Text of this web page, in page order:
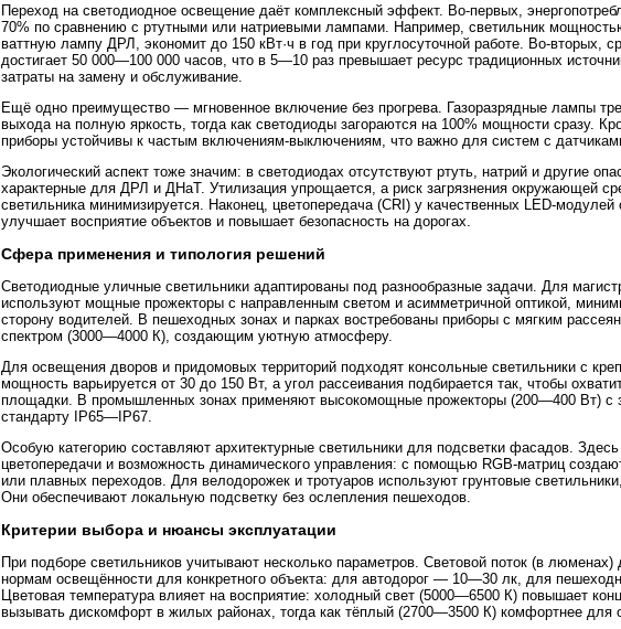
Переход на светодиодное освещение даёт комплексный эффект. Во-первых,
70% по сравнению с ртутными или натриевыми лампами. Например, светильник
ваттную лампу ДРЛ, экономит до 150 кВт·ч в год при круглосуточной работе. Во-вторых,
достигает 50 000—100 000 часов, что в 5—10 раз превышает ресурс традиционных
затраты на замену и обслуживание.
Ещё одно преимущество — мгновенное включение без прогрева. Газоразрядные лампы
выхода на полную яркость, тогда как светодиоды загораются на 100% мощности сразу.
приборы устойчивы к частым включениям-выключениям, что важно для систем с
Экологический аспект тоже значим: в светодиодах отсутствуют ртуть, натрий и другие
характерные для ДРЛ и ДНаТ. Утилизация упрощается, а риск загрязнения окружающей
светильника минимизируется. Наконец, цветопередача (CRI) у качественных LED-
улучшает восприятие объектов и повышает безопасность на дорогах.
Сфера применения и типология решений
Светодиодные уличные светильники адаптированы под разнообразные задачи. Для
используют мощные прожекторы с направленным светом и асимметричной оптикой,
сторону водителей. В пешеходных зонах и парках востребованы приборы с мягким
спектром (3000—4000 К), создающим уютную атмосферу.
Для освещения дворов и придомовых территорий подходят консольные светильники с
мощность варьируется от 30 до 150 Вт, а угол рассеивания подбирается так, чтобы
площадки. В промышленных зонах применяют высокомощные прожекторы (200—400 Вт) с
стандарту IP65—IP67.
Особую категорию составляют архитектурные светильники для подсветки фасадов.
цветопередачи и возможность динамического управления: с помощью RGB-матриц
или плавных переходов. Для велодорожек и тротуаров используют грунтовые
Они обеспечивают локальную подсветку без ослепления пешеходов.
Критерии выбора и нюансы эксплуатации
При подборе светильников учитывают несколько параметров. Световой поток (в люменах)
нормам освещённости для конкретного объекта: для автодорог — 10—30 лк, для
Цветовая температура влияет на восприятие: холодный свет (5000—6500 К) повышает
вызывать дискомфорт в жилых районах, тогда как тёплый (2700—3500 К) комфортнее для